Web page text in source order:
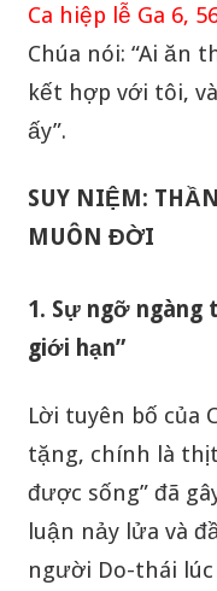
Ca hiệp lễ Ga 6,
Chúa nói: “Ai ăn
kết hợp với tôi,
ấy”.
SUY NIỆM:
MUÔN ĐỜI
1. Sự ngỡ
giới hạn”
Lời tuyên bố của
tặng, chính là
được sống” đã
luận nảy lửa và
người Do-thái